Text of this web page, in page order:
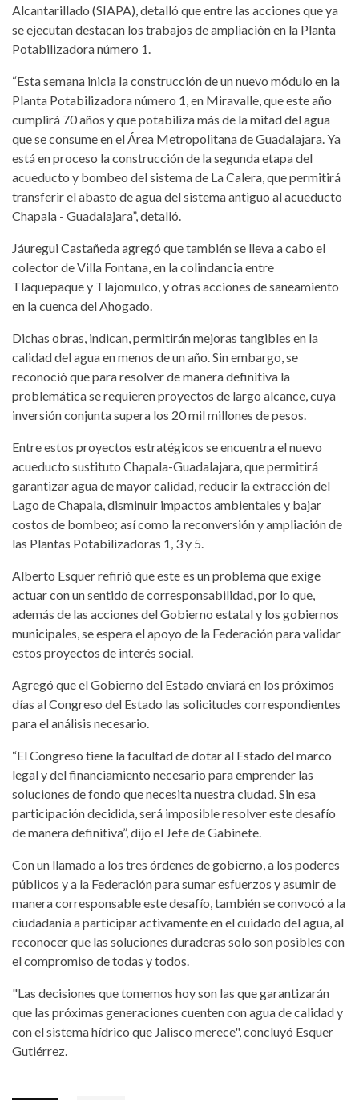
Alcantarillado (SIAPA), detalló que entre las acciones que ya
se ejecutan destacan los trabajos de ampliación en la Planta
Potabilizadora número 1.
“Esta semana inicia la construcción de un nuevo módulo en la
Planta Potabilizadora número 1, en Miravalle, que este año
cumplirá 70 años y que potabiliza más de la mitad del agua
que se consume en el Área Metropolitana de Guadalajara. Ya
está en proceso la construcción de la segunda etapa del
acueducto y bombeo del sistema de La Calera, que permitirá
transferir el abasto de agua del sistema antiguo al acueducto
Chapala - Guadalajara”, detalló.
Jáuregui Castañeda agregó que también se lleva a cabo el
colector de Villa Fontana, en la colindancia entre
Tlaquepaque y Tlajomulco, y otras acciones de saneamiento
en la cuenca del Ahogado.
Dichas obras, indican, permitirán mejoras tangibles en la
calidad del agua en menos de un año. Sin embargo, se
reconoció que para resolver de manera definitiva la
problemática se requieren proyectos de largo alcance, cuya
inversión conjunta supera los 20 mil millones de pesos.
Entre estos proyectos estratégicos se encuentra el nuevo
acueducto sustituto Chapala-Guadalajara, que permitirá
garantizar agua de mayor calidad, reducir la extracción del
Lago de Chapala, disminuir impactos ambientales y bajar
costos de bombeo; así como la reconversión y ampliación de
las Plantas Potabilizadoras 1, 3 y 5.
Alberto Esquer refirió que este es un problema que exige
actuar con un sentido de corresponsabilidad, por lo que,
además de las acciones del Gobierno estatal y los gobiernos
municipales, se espera el apoyo de la Federación para validar
estos proyectos de interés social.
Agregó que el Gobierno del Estado enviará en los próximos
días al Congreso del Estado las solicitudes correspondientes
para el análisis necesario.
“El Congreso tiene la facultad de dotar al Estado del marco
legal y del financiamiento necesario para emprender las
soluciones de fondo que necesita nuestra ciudad. Sin esa
participación decidida, será imposible resolver este desafío
de manera definitiva”, dijo el Jefe de Gabinete.
Con un llamado a los tres órdenes de gobierno, a los poderes
públicos y a la Federación para sumar esfuerzos y asumir de
manera corresponsable este desafío, también se convocó a la
ciudadanía a participar activamente en el cuidado del agua, al
reconocer que las soluciones duraderas solo son posibles con
el compromiso de todas y todos.
"Las decisiones que tomemos hoy son las que garantizarán
que las próximas generaciones cuenten con agua de calidad y
con el sistema hídrico que Jalisco merece", concluyó Esquer
Gutiérrez.